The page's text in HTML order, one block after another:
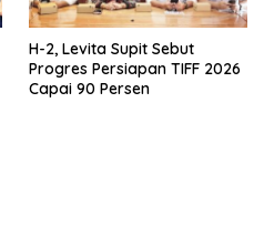
H-2, Levita Supit Sebut
Progres Persiapan TIFF 2026
Capai 90 Persen